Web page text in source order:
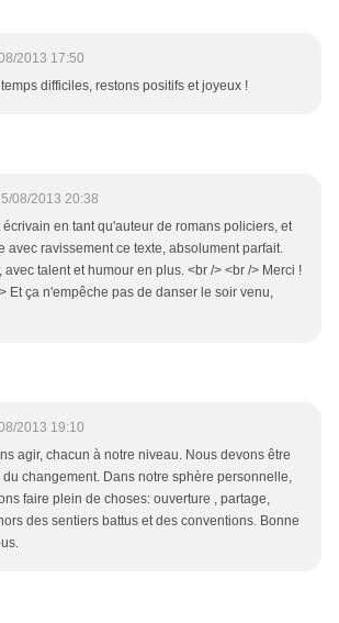
2013 17:50
difficiles, restons positifs et joyeux !
08/2013 20:38
écrivain en tant qu'auteur de romans policiers, et
avec ravissement ce texte, absolument parfait.
avec talent et humour en plus. <br /> <br /> Merci !
Et ça n'empêche pas de danser le soir venu,
2013 19:10
agir, chacun à notre niveau. Nous devons être
du changement. Dans notre sphère personnelle,
faire plein de choses: ouverture , partage,
des sentiers battus et des conventions. Bonne